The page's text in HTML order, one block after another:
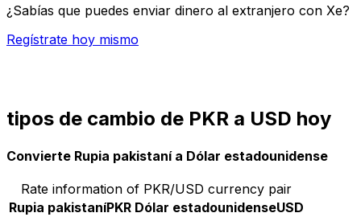
¿Sabías que puedes enviar dinero al extranjero con Xe?
Regístrate hoy mismo
tipos de cambio de PKR a USD hoy
Convierte Rupia pakistaní a Dólar estadounidense
Rate information of PKR/USD currency pair
Rupia pakistaníPKR Dólar estadounidenseUSD